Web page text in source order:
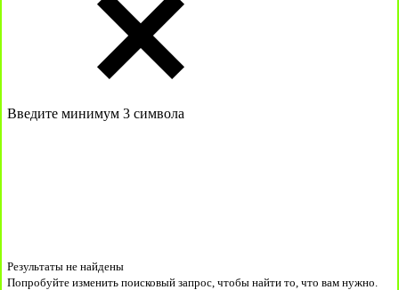
Введите минимум 3 символа
Результаты не найдены
Попробуйте изменить поисковый запрос, чтобы найти то, что вам нужно.